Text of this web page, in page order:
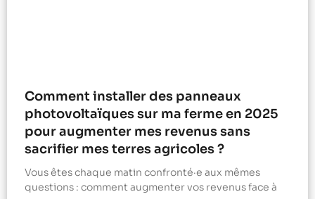
Comment installer des panneaux
photovoltaïques sur ma ferme en 2025
pour augmenter mes revenus sans
sacrifier mes terres agricoles ?
Vous êtes chaque matin confronté·e aux mêmes
questions : comment augmenter vos revenus face à